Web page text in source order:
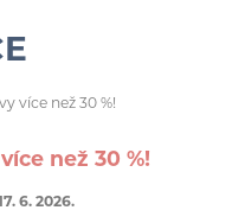
více než 30 %!
než 30 %!
6. 2026.